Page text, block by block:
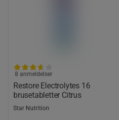
Restore Electrolytes 16
brusetabletter Citrus
8 anmeldelser
Star Nutrition